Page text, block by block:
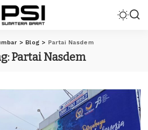
> Blog > Partai Nasdem
Partai Nasdem